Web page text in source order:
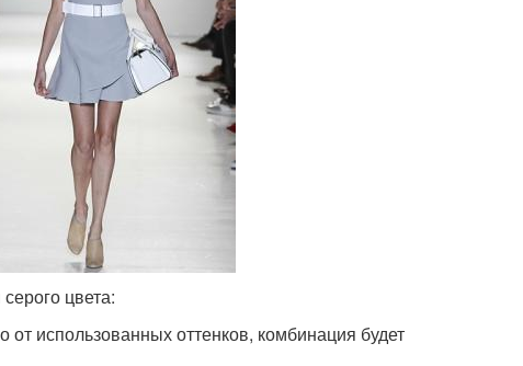
цвета:
использованных оттенков, комбинация будет